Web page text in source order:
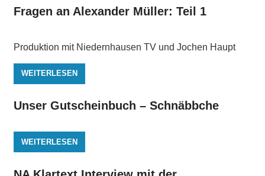
Fragen an Alexander Müller: Teil 1
Produktion mit Niedernhausen TV und Jochen Haupt
WEITERLESEN
Unser Gutscheinbuch – Schnäbbche
WEITERLESEN